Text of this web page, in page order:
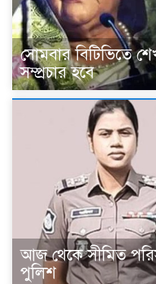
সোমবার বিটিভিতে
সম্প্রচার হবে
আজ থেকে সীমিত
পুলিশ